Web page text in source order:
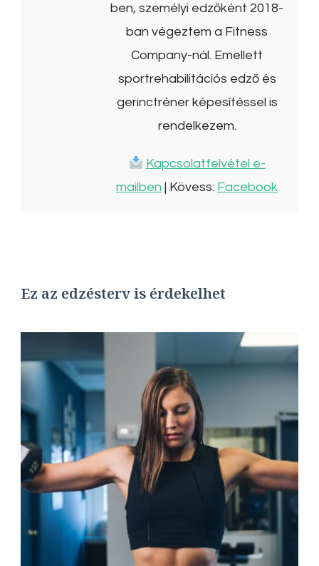
ben, személyi edzőként 2018-
ban végeztem a Fitness
Company-nál. Emellett
sportrehabilitációs edző és
gerinctréner képesítéssel is
rendelkezem.
Kapcsolatfelvétel e-
mailben | Kövess: Facebook
Ez az edzésterv is érdekelhet